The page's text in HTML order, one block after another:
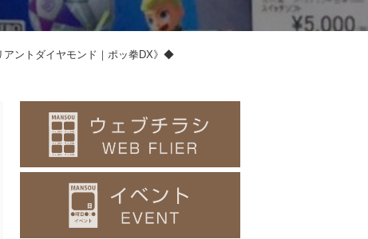
アントダイヤモンド｜ポッ拳DX》◆